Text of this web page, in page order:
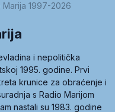
1997-2026
i nepolitička
1995. godine. Prvi
krunice za obraćenje i
s Radio Marijom
nastali su 1983. godine